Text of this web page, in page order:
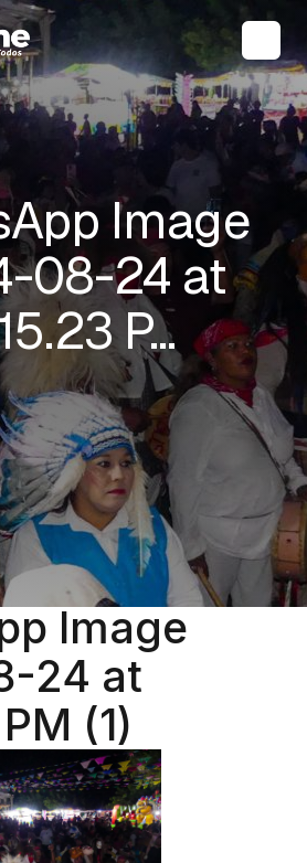
Image
08-24 at
P…
Image
24 at
(1)